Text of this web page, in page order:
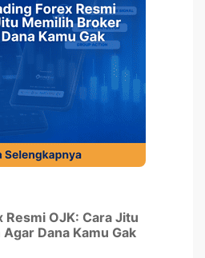
OJK: Cara Jitu
Dana Kamu Gak